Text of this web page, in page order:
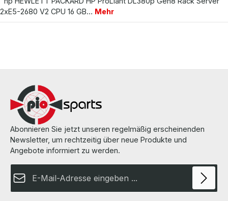
2xE5-2680 V2 CPU 16 GB… Mehr
Abonnieren Sie jetzt unseren regelmäßig erscheinenden
Newsletter, um rechtzeitig über neue Produkte und
Angebote informiert zu werden.